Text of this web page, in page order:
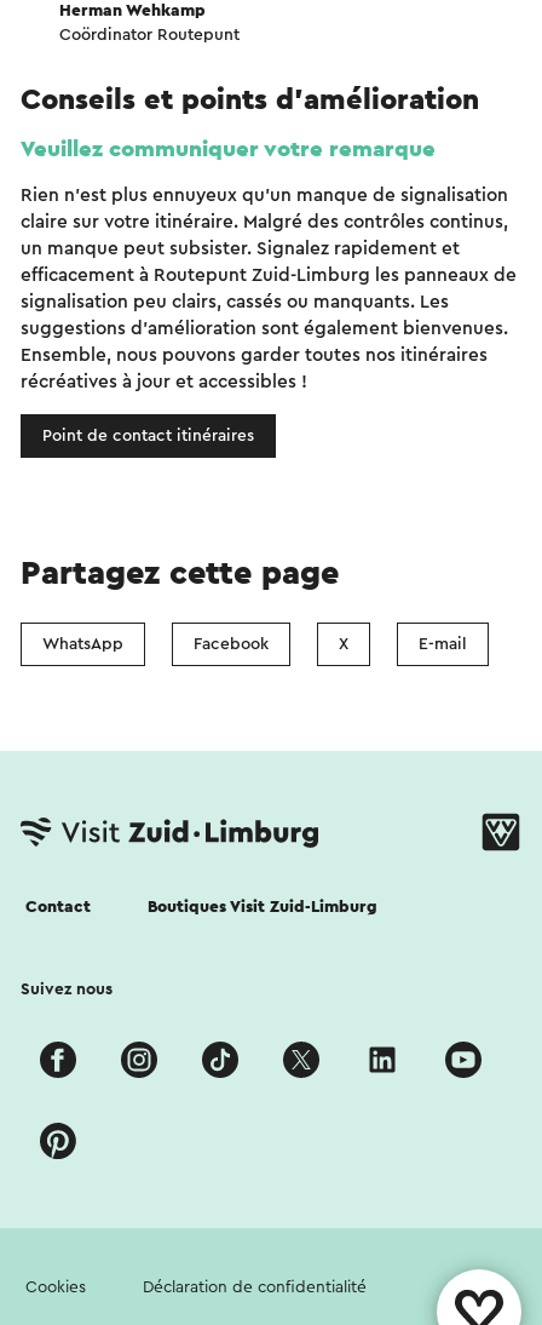
Herman Wehkamp
Coördinator Routepunt
Conseils et points d'amélioration
Veuillez communiquer votre remarque
Rien n'est plus ennuyeux qu'un manque de signalisation
claire sur votre itinéraire. Malgré des contrôles continus,
un manque peut subsister. Signalez rapidement et
efficacement à Routepunt Zuid-Limburg les panneaux de
signalisation peu clairs, cassés ou manquants. Les
suggestions d'amélioration sont également bienvenues.
Ensemble, nous pouvons garder toutes nos itinéraires
récréatives à jour et accessibles !
Point de contact itinéraires
Partagez cette page
WhatsApp Facebook X E-mail
Contact Boutiques Visit Zuid-Limburg
Suivez nous
Cookies Déclaration de confidentialité